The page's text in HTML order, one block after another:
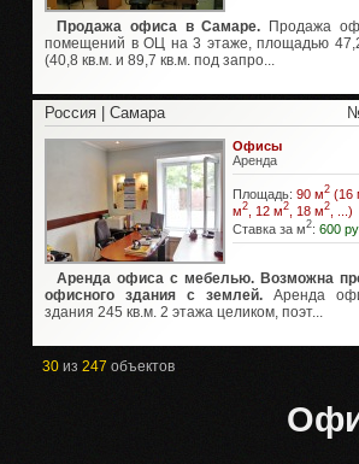
Продажа офиса в Самаре. Продажа
помещений в ОЦ на 3 этаже, площадью
(40,8 кв.м. и 89,7 кв.м. под запро...
Россия | Самара
Офисы
Аренда
Площадь: 90 м2 (16
м2 , 12 м2 , 18 м2 , ...)
Ставка за м2: 600
Аренда офиса с мебелью. Возможна
офисного здания с землей. Аренда
здания 245 кв.м. 2 этажа целиком, поэт...
30 из 247 объектов